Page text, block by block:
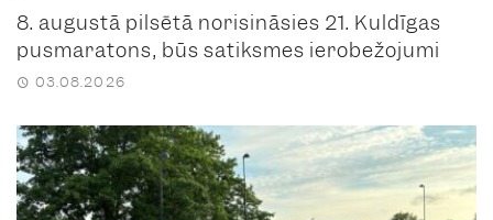
8. augustā pilsētā norisināsies 21. Kuldīgas
pusmaratons, būs satiksmes ierobežojumi
03.08.2026